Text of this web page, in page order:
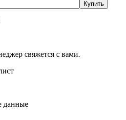
свяжется с вами.
данные